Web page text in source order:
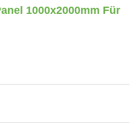
1000x2000mm Für